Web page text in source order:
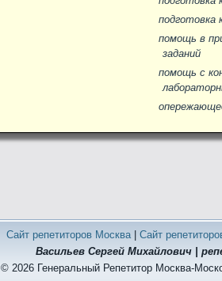
подготовка
помощь в
заданий
помощь с
Сайт репетиторов Москва|Сайт
Васильев Сергей Михайлович |
© 2026 Генеральный Репетитор Москва-